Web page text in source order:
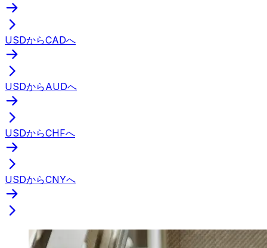
USDからCADへ
USDからAUDへ
USDからCHFへ
USDからCNYへ